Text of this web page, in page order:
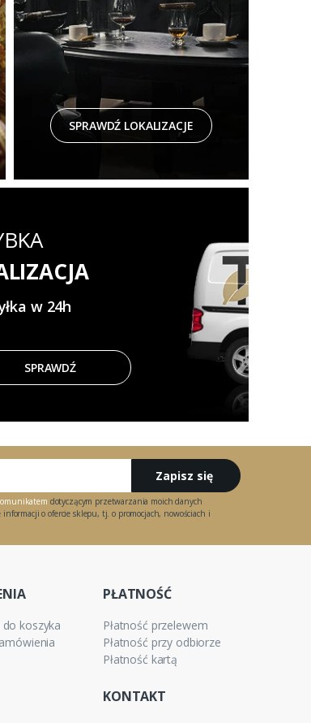
SPRAWDŹ LOKALIZACJE
w 24h
SPRAWDŹ
Zapisz się
dotyczącym przetwarzania moich danych
o ofercie sklepu, tj. o promocjach, nowościach i
koszyka
PŁATNOŚĆ
Płatność przelewem
Płatność przy odbiorze
Płatność kartą
KONTAKT